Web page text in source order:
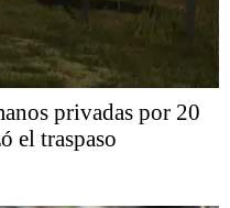
privadas por 20
el traspaso